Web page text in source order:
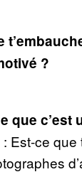
?
que c’est
: Est-ce